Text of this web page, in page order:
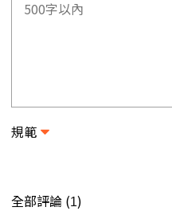
規範
全部評論 (1)